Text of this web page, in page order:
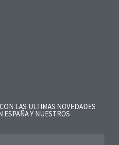
LAS ULTIMAS NOVEDADES
ESPAÑA Y NUESTROS